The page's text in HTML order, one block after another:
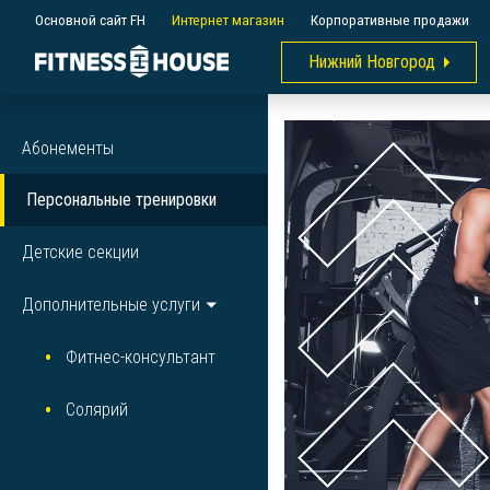
Основной сайт FH Интернет магазин Корпоративные продажи
Нижний Новгород
Абонементы
Персональные тренировки
Детские секции
Дополнительные услуги
Фитнес-консультант
Солярий